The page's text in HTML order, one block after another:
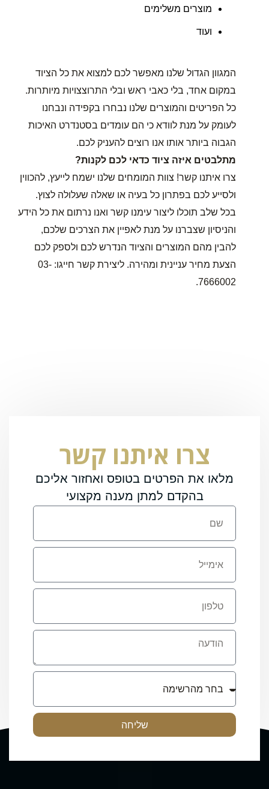
מוצרים משלימים
ועוד
המגוון הגדול שלנו מאפשר לכם למצוא את כל הציוד
במקום אחד, בלי כאבי ראש ובלי התרוצצויות מיותרות.
כל הפריטים והמוצרים שלנו נבחרו בקפידה ונבחנו
לעומק על מנת לוודא כי הם עומדים בסטנדרט האיכות
הגבוה ביותר אותו אנו רוצים להעניק לכם.
מתלבטים איזה ציוד כדאי לכם לקנות?
צרו איתנו קשר! צוות המומחים שלנו ישמח לייעץ, להכווין
ולסייע לכם בפתרון כל בעיה או שאלה שעלולה לצוץ.
בכל שלב תוכלו ליצור עימנו קשר ואנו נרתום את כל הידע
והניסיון שצברנו על מנת לאפיין את הצרכים שלכם,
להבין מהם המוצרים והציוד הנדרש לכם ולספק לכם
הצעת מחיר עניינית ומהירה. ליצירת קשר חייגו: 03-
7666002.
צרו איתנו קשר
מלאו את הפרטים בטופס ואחזור אליכם
בהקדם למתן מענה מקצועי
שליחה